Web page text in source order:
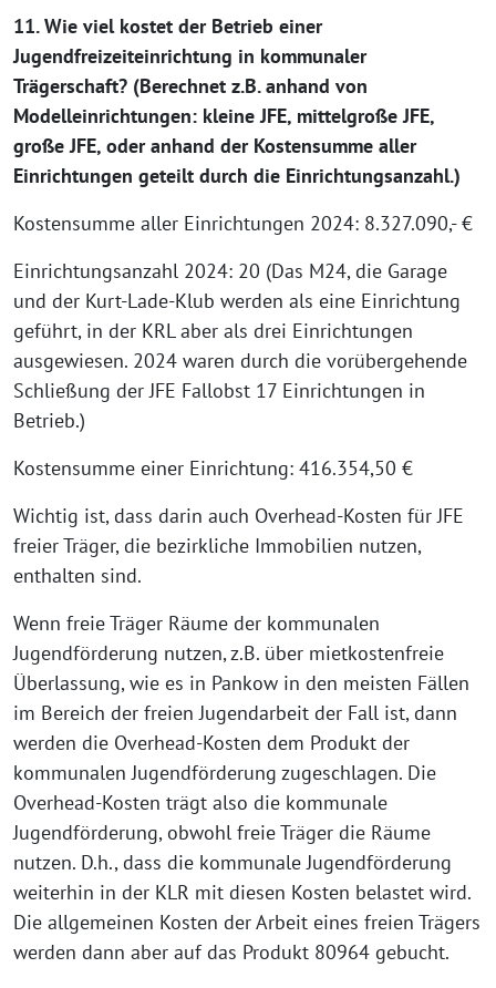
11. Wie viel kostet der Betrieb einer
Jugendfreizeiteinrichtung in kommunaler
Trägerschaft? (Berechnet z.B. anhand von
Modelleinrichtungen: kleine JFE, mittelgroße JFE,
große JFE, oder anhand der Kostensumme aller
Einrichtungen geteilt durch die Einrichtungsanzahl.)
Kostensumme aller Einrichtungen 2024: 8.327.090,- €
Einrichtungsanzahl 2024: 20 (Das M24, die Garage
und der Kurt-Lade-Klub werden als eine Einrichtung
geführt, in der KRL aber als drei Einrichtungen
ausgewiesen. 2024 waren durch die vorübergehende
Schließung der JFE Fallobst 17 Einrichtungen in
Betrieb.)
Kostensumme einer Einrichtung: 416.354,50 €
Wichtig ist, dass darin auch Overhead-Kosten für JFE
freier Träger, die bezirkliche Immobilien nutzen,
enthalten sind.
Wenn freie Träger Räume der kommunalen
Jugendförderung nutzen, z.B. über mietkostenfreie
Überlassung, wie es in Pankow in den meisten Fällen
im Bereich der freien Jugendarbeit der Fall ist, dann
werden die Overhead-Kosten dem Produkt der
kommunalen Jugendförderung zugeschlagen. Die
Overhead-Kosten trägt also die kommunale
Jugendförderung, obwohl freie Träger die Räume
nutzen. D.h., dass die kommunale Jugendförderung
weiterhin in der KLR mit diesen Kosten belastet wird.
Die allgemeinen Kosten der Arbeit eines freien Trägers
werden dann aber auf das Produkt 80964 gebucht.